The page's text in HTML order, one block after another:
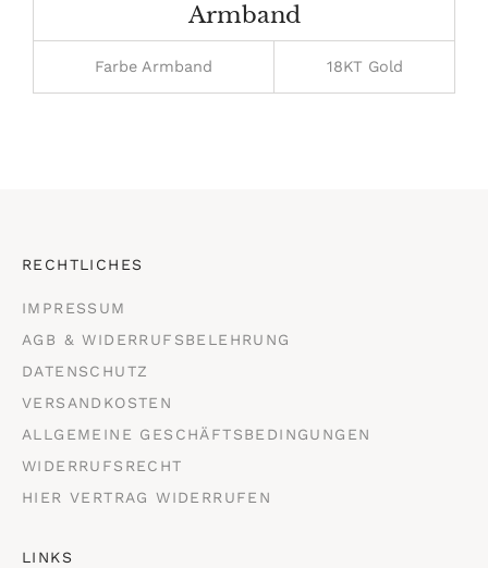
Armband
Farbe Armband 18KT Gold
RECHTLICHES
IMPRESSUM
AGB & WIDERRUFSBELEHRUNG
DATENSCHUTZ
VERSANDKOSTEN
ALLGEMEINE GESCHÄFTSBEDINGUNGEN
WIDERRUFSRECHT
HIER VERTRAG WIDERRUFEN
LINKS